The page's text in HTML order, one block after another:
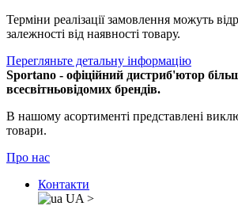
Терміни реалізації замовлення можуть
залежності від наявності товару.
Перегляньте детальну інформацію
Sportano - офіційний дистриб'ютор
всесвітньовідомих брендів.
В нашому асортименті представлені
товари.
Про нас
Контакти
UA >